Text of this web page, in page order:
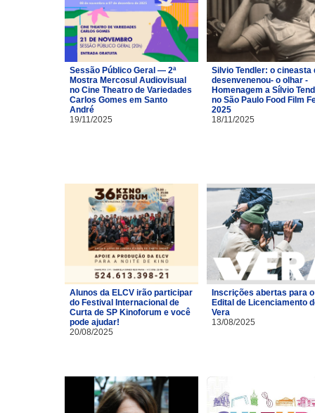
Sessão Público Geral — 2ª
Mostra Mercosul Audiovisual
no Cine Theatro de Variedades
Carlos Gomes em Santo
André
19/11/2025
Silvio Tendler: o cineasta
desenvenenou- o olhar -
Homenagem a Sílvio
no São Paulo Food Film
2025
18/11/2025
Alunos da ELCV irão participar
do Festival Internacional de
Curta de SP Kinoforum e você
pode ajudar!
20/08/2025
Inscrições abertas para o
Edital de Licenciamento
Vera
13/08/2025